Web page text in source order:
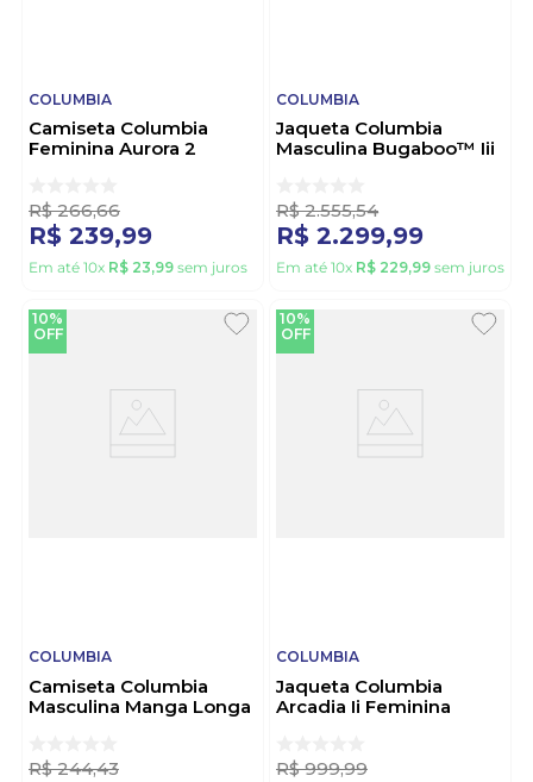
COLUMBIA
Camiseta Columbia
Feminina Aurora 2
R$ 266,66
R$ 239,99
Em até 10x R$ 23,99 sem juros
COLUMBIA
Jaqueta Columbia
Masculina Bugaboo™ Iii
R$ 2.555,54
R$ 2.299,99
Em até 10x R$ 229,99 sem juros
10%
OFF
COLUMBIA
Camiseta Columbia
Masculina Manga Longa
R$ 244,43
10%
OFF
COLUMBIA
Jaqueta Columbia
Arcadia Ii Feminina
R$ 999,99